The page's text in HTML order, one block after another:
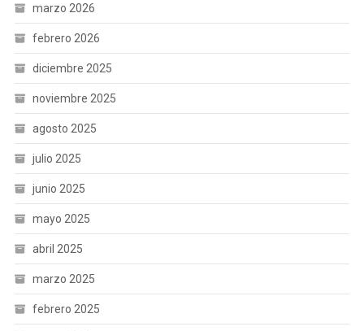
marzo 2026
febrero 2026
diciembre 2025
noviembre 2025
agosto 2025
julio 2025
junio 2025
mayo 2025
abril 2025
marzo 2025
febrero 2025